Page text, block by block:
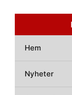
Hem
Nyheter